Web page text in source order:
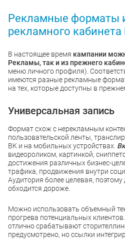
Рекламные форматы
рекламного кабинета
В настоящее время кампании
Рекламы, так и из прежнего
меню личного профиля).
имеются разные рекламные
на тех, которые доступны в
Универсальная запись
Формат схож с нерекламным
пользовательской ленты,
ВК и на мобильных устройствах.
видеороликом, картинкой,
достижения различных бизнес-
трафика, продвижения внутри
Аудитория более целевая,
обходится дороже.
Можно использовать объемный
прогрева потенциальных
отлично срабатывают
предусмотрено, но ссылки